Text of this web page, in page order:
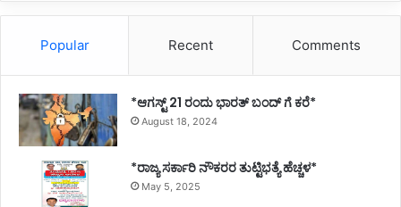
Popular Recent Comments
*ಆಗಸ್ಟ್ 21 ರಂದು ಭಾರತ್‌ ಬಂದ್‌ ಗೆ ಕರೆ*
August 18, 2024
*ರಾಜ್ಯ ಸರ್ಕಾರಿ ನೌಕರರ ತುಟ್ಟಿಭತ್ಯೆ ಹೆಚ್ಚಳ*
May 5, 2025